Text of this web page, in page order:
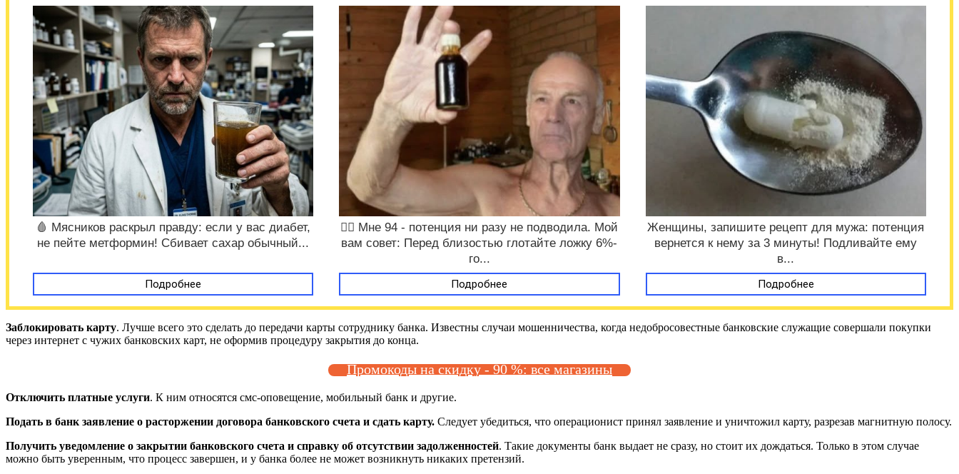
🩸 Мясников раскрыл правду: если у вас диабет,
не пейте метформин! Сбивает сахар обычный...
Подробнее
❤️‍🔥 Мне 94 - потенция ни разу не подводила. Мой
вам совет: Перед близостью глотайте ложку 6%-
го...
Подробнее
Женщины, запишите рецепт для мужа: потенция
вернется к нему за 3 минуты! Подливайте ему
в...
Подробнее
Заблокировать карту. Лучше всего это сделать до передачи карты сотруднику банка. Известны случаи мошенничества, когда недобросовестные банковские служащие совершали покупки
через интернет с чужих банковских карт, не оформив процедуру закрытия до конца.
Промокоды на скидку - 90 %: все магазины
Отключить платные услуги. К ним относятся смс-оповещение, мобильный банк и другие.
Подать в банк заявление о расторжении договора банковского счета и сдать карту. Следует убедиться, что операционист принял заявление и уничтожил карту, разрезав магнитную полосу.
Получить уведомление о закрытии банковского счета и справку об отсутствии задолженностей. Такие документы банк выдает не сразу, но стоит их дождаться. Только в этом случае
можно быть уверенным, что процесс завершен, и у банка более не может возникнуть никаких претензий.